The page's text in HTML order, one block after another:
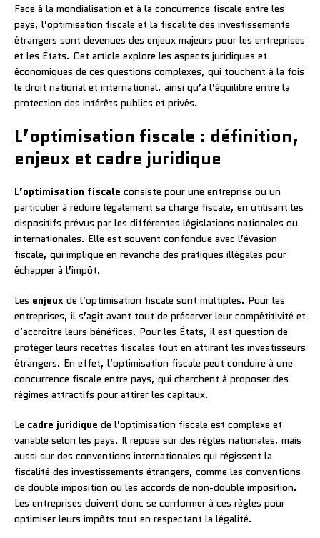
Face à la mondialisation et à la concurrence fiscale entre les
pays, l’optimisation fiscale et la fiscalité des investissements
étrangers sont devenues des enjeux majeurs pour les entreprises
et les États. Cet article explore les aspects juridiques et
économiques de ces questions complexes, qui touchent à la fois
le droit national et international, ainsi qu’à l’équilibre entre la
protection des intérêts publics et privés.
L’optimisation fiscale : définition,
enjeux et cadre juridique
L’optimisation fiscale consiste pour une entreprise ou un
particulier à réduire légalement sa charge fiscale, en utilisant les
dispositifs prévus par les différentes législations nationales ou
internationales. Elle est souvent confondue avec l’évasion
fiscale, qui implique en revanche des pratiques illégales pour
échapper à l’impôt.
Les enjeux de l’optimisation fiscale sont multiples. Pour les
entreprises, il s’agit avant tout de préserver leur compétitivité et
d’accroître leurs bénéfices. Pour les États, il est question de
protéger leurs recettes fiscales tout en attirant les investisseurs
étrangers. En effet, l’optimisation fiscale peut conduire à une
concurrence fiscale entre pays, qui cherchent à proposer des
régimes attractifs pour attirer les capitaux.
Le cadre juridique de l’optimisation fiscale est complexe et
variable selon les pays. Il repose sur des règles nationales, mais
aussi sur des conventions internationales qui régissent la
fiscalité des investissements étrangers, comme les conventions
de double imposition ou les accords de non-double imposition.
Les entreprises doivent donc se conformer à ces règles pour
optimiser leurs impôts tout en respectant la légalité.